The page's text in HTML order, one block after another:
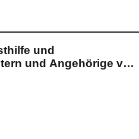
und
und Angehörige von